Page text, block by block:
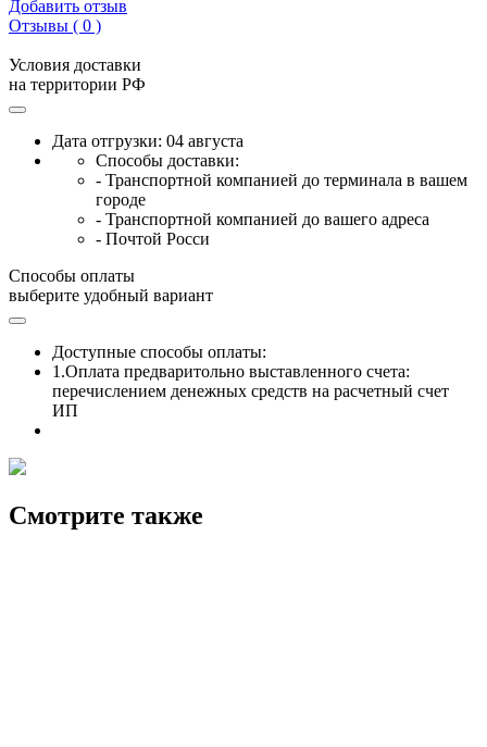
Добавить отзыв
Отзывы ( 0 )
Условия доставки
на территории РФ
Дата отгрузки: 04 августа
Способы доставки:
- Транспортной компанией до терминала в вашем
городе
- Транспортной компанией до вашего адреса
- Почтой Росси
Способы оплаты
выберите удобный вариант
Доступные способы оплаты:
1.Оплата предваритольно выставленного счета:
перечислением денежных средств на расчетный счет
ИП
Смотрите также